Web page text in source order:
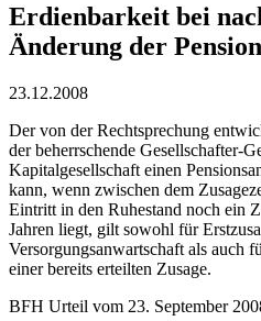
Erdienbarkeit bei
Änderung der
23.12.2008
Der von der Rechtsprechung
der beherrschende Gesellschafter-
Kapitalgesellschaft einen
kann, wenn zwischen dem
Eintritt in den Ruhestand noch ein
Jahren liegt, gilt sowohl für
Versorgungsanwartschaft als auch
einer bereits erteilten Zusage.
BFH Urteil vom 23. September